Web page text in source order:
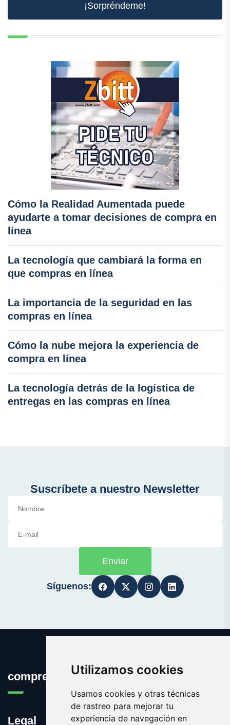
Utilizamos cookies
Usamos cookies y otras técnicas
de rastreo para mejorar tu
experiencia de navegación en
¡Sorpréndeme!
Cómo la Realidad Aumentada puede
ayudarte a tomar decisiones de compra en
línea
La tecnología que cambiará la forma en
que compras en línea
La importancia de la seguridad en las
compras en línea
Cómo la nube mejora la experiencia de
compra en línea
La tecnología detrás de la logística de
entregas en las compras en línea
Suscríbete a nuestro Newsletter
Enviar
Síguenos:
compreselo.com
Legal